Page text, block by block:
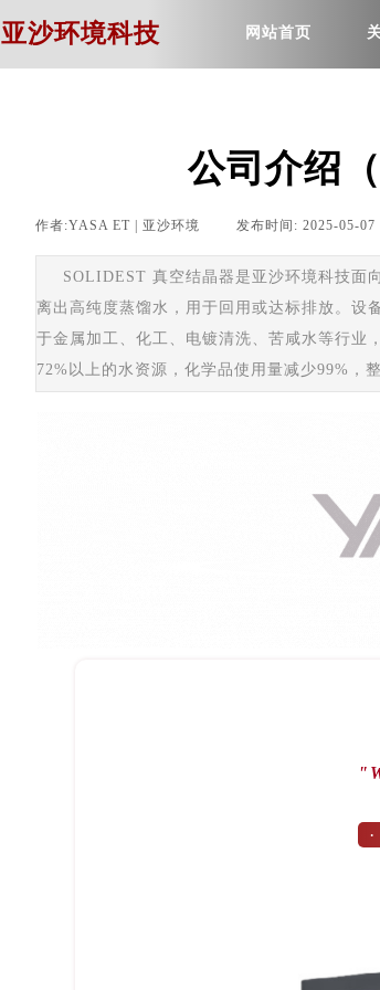
亚沙环境科技 网站首页
公司介绍
作者:YASA ET | 亚沙环境 发布时间: 2025-05-07
SOLIDEST 真空结晶器是亚沙环境科技面
离出高纯度蒸馏水，用于回用或达标排放。设
于金属加工、化工、电镀清洗、苦咸水等行业
72%以上的水资源，化学品使用量减少99%，
·